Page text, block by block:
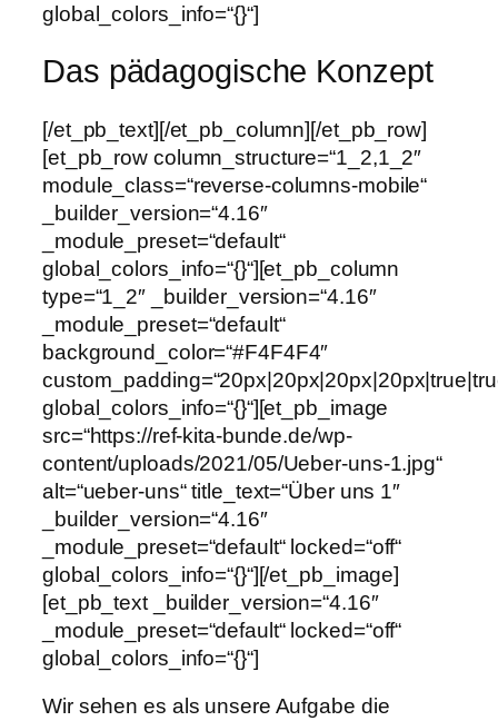
global_colors_info=“{}“]
Das pädagogische Konzept
[/et_pb_text][/et_pb_column][/et_pb_row]
[et_pb_row column_structure=“1_2,1_2″
module_class=“reverse-columns-mobile“
_builder_version=“4.16″
_module_preset=“default“
global_colors_info=“{}“][et_pb_column
type=“1_2″ _builder_version=“4.16″
_module_preset=“default“
background_color=“#F4F4F4″
global_colors_info=“{}“][et_pb_image
src=“https://ref-kita-bunde.de/wp-
content/uploads/2021/05/Ueber-uns-1.jpg“
alt=“ueber-uns“ title_text=“Über uns 1″
_builder_version=“4.16″
_module_preset=“default“ locked=“off“
global_colors_info=“{}“][/et_pb_image]
[et_pb_text _builder_version=“4.16″
_module_preset=“default“ locked=“off“
global_colors_info=“{}“]
Wir sehen es als unsere Aufgabe die